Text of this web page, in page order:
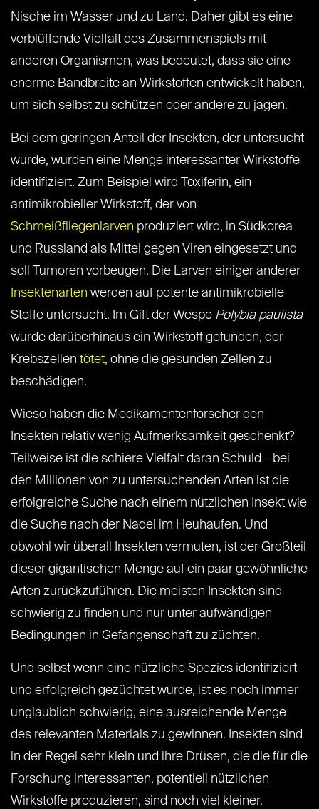
Nische im Wasser und zu Land. Daher gibt es eine
verblüffende Vielfalt des Zusammenspiels mit
anderen Organismen, was bedeutet, dass sie eine
enorme Bandbreite an Wirkstoffen entwickelt haben,
um sich selbst zu schützen oder andere zu jagen.
Bei dem geringen Anteil der Insekten, der untersucht
wurde, wurden eine Menge interessanter Wirkstoffe
identifiziert. Zum Beispiel wird Toxiferin, ein
antimikrobieller Wirkstoff, der von
Schmeißfliegenlarven produziert wird, in Südkorea
und Russland als Mittel gegen Viren eingesetzt und
soll Tumoren vorbeugen. Die Larven einiger anderer
Insektenarten werden auf potente antimikrobielle
Stoffe untersucht. Im Gift der Wespe Polybia paulista
wurde darüberhinaus ein Wirkstoff gefunden, der
Krebszellen tötet, ohne die gesunden Zellen zu
beschädigen.
Wieso haben die Medikamentenforscher den
Insekten relativ wenig Aufmerksamkeit geschenkt?
Teilweise ist die schiere Vielfalt daran Schuld – bei
den Millionen von zu untersuchenden Arten ist die
erfolgreiche Suche nach einem nützlichen Insekt wie
die Suche nach der Nadel im Heuhaufen. Und
obwohl wir überall Insekten vermuten, ist der Großteil
dieser gigantischen Menge auf ein paar gewöhnliche
Arten zurückzuführen. Die meisten Insekten sind
schwierig zu finden und nur unter aufwändigen
Bedingungen in Gefangenschaft zu züchten.
Und selbst wenn eine nützliche Spezies identifiziert
und erfolgreich gezüchtet wurde, ist es noch immer
unglaublich schwierig, eine ausreichende Menge
des relevanten Materials zu gewinnen. Insekten sind
in der Regel sehr klein und ihre Drüsen, die die für die
Forschung interessanten, potentiell nützlichen
Wirkstoffe produzieren, sind noch viel kleiner.